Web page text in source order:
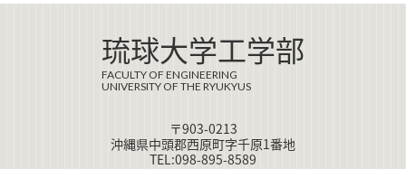
琉球大学工学部
FACULTY OF ENGINEERING
UNIVERSITY OF THE RYUKYUS
〒903-0213
沖縄県中頭郡西原町字千原1番地
TEL:098-895-8589